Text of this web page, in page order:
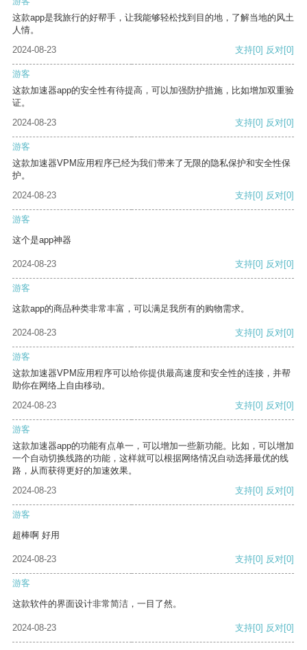
这款app是我旅行的好帮手，让我能够轻松找到目的地，了解当地的风土
人情。
2024-08-23
支持[0] 反对[0]
游客
这款加速器app的安全性有待提高，可以加强防护措施，比如增加双重验
证。
2024-08-23
支持[0] 反对[0]
游客
这款加速器VPM应用程序已经为我们带来了无限的隐私保护和安全性保
护。
2024-08-23
支持[0] 反对[0]
游客
这个是app神器
2024-08-23 支持[0] 反对[0]
游客
这款app的商品种类非常丰富，可以满足我所有的购物需求。
2024-08-23 支持[0] 反对[0]
游客
这款加速器VPM应用程序可以给你提供最高速度和安全性的连接，并帮
助你在网络上自由移动。
2024-08-23
支持[0] 反对[0]
游客
这款加速器app的功能有点单一，可以增加一些新功能。比如，可以增加
一个自动切换线路的功能，这样就可以根据网络情况自动选择最优的线
路，从而获得更好的加速效果。
2024-08-23
支持[0] 反对[0]
游客
超棒啊 好用
2024-08-23 支持[0] 反对[0]
游客
这款软件的界面设计非常简洁，一目了然。
2024-08-23 支持[0] 反对[0]